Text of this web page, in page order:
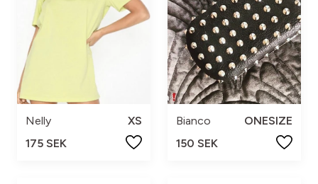
Nelly
XS
175 SEK
Bianco
ONESIZE
150 SEK